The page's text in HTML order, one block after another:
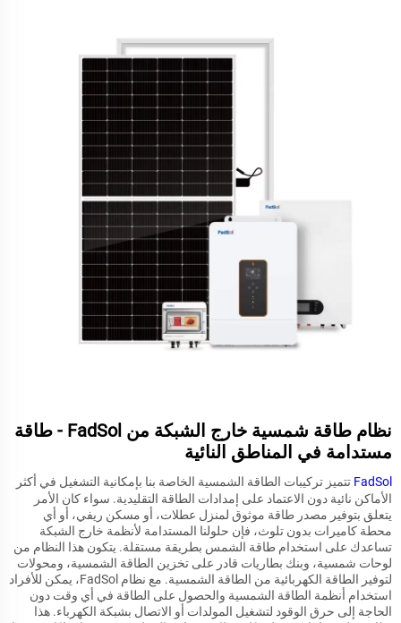
نظام طاقة شمسية خارج الشبكة من FadSol - طاقة
مستدامة في المناطق النائية
FadSolتتميز تركيبات الطاقة الشمسية الخاصة بنا بإمكانية التشغيل في أكثر
الأماكن نائية دون الاعتماد على إمدادات الطاقة التقليدية. سواء كان الأمر
يتعلق بتوفير مصدر طاقة موثوق لمنزل عطلات، أو مسكن ريفي، أو أي
محطة كاميرات بدون تلوث، فإن حلولنا المستدامة لأنظمة خارج الشبكة
تساعدك على استخدام طاقة الشمس بطريقة مستقلة. يتكون هذا النظام من
لوحات شمسية، وبنك بطاريات قادر على تخزين الطاقة الشمسية، ومحولات
لتوفير الطاقة الكهربائية من الطاقة الشمسية. مع نظام FadSol، يمكن للأفراد
استخدام أنظمة الطاقة الشمسية والحصول على الطاقة في أي وقت دون
الحاجة إلى حرق الوقود لتشغيل المولدات أو الاتصال بشبكة الكهرباء. هذا